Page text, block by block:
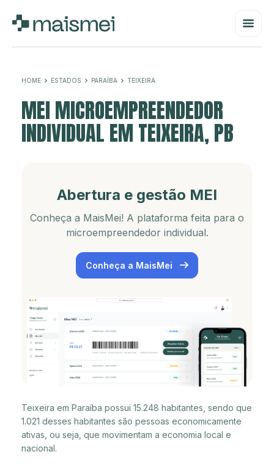
HOME ESTADOS PARAÍBA TEIXEIRA
MEI MICROEMPREENDEDOR
INDIVIDUAL EM TEIXEIRA, PB
Abertura e gestão MEI
Conheça a MaisMei! A plataforma feita para o
microempreendedor individual.
Conheça a MaisMei
Teixeira em Paraíba possui 15.248 habitantes, sendo que
1.021 desses habitantes são pessoas economicamente
ativas, ou seja, que movimentam a economia local e
nacional.